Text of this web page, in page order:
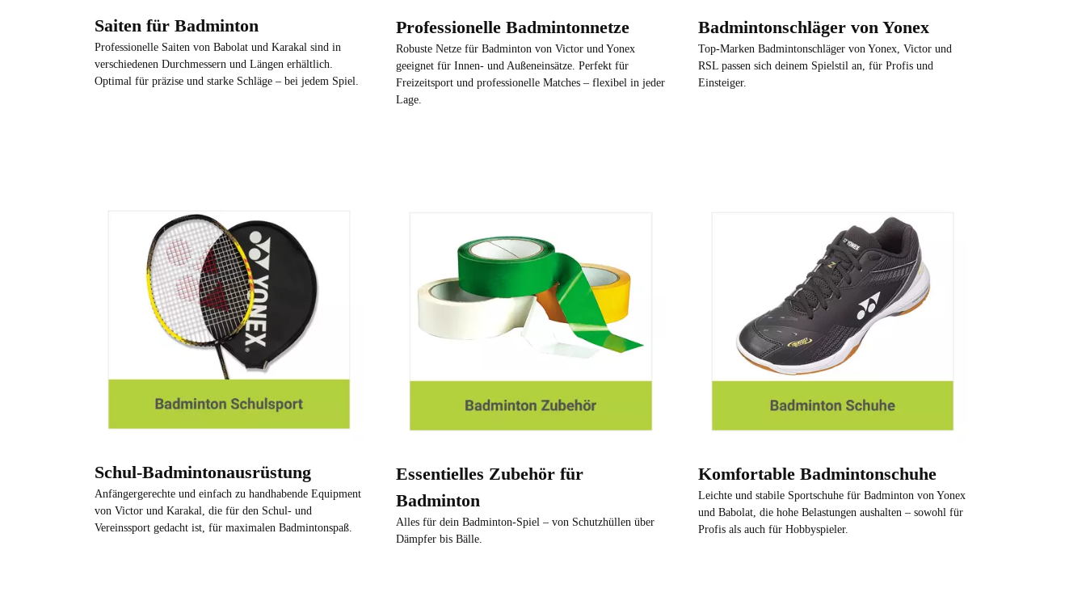
Saiten für Badminton
Professionelle Saiten von Babolat und Karakal sind in
verschiedenen Durchmessern und Längen erhältlich.
Optimal für präzise und starke Schläge – bei jedem Spiel.
Professionelle Badmintonnetze
Robuste Netze für Badminton von Victor und Yonex
geeignet für Innen- und Außeneinsätze. Perfekt für
Freizeitsport und professionelle Matches – flexibel in jeder
Lage.
Badmintonschläger von Yonex
Top-Marken Badmintonschläger von Yonex, Victor und
RSL passen sich deinem Spielstil an, für Profis und
Einsteiger.
Schul-Badmintonausrüstung
Anfängergerechte und einfach zu handhabende Equipment
von Victor und Karakal, die für den Schul- und
Vereinssport gedacht ist, für maximalen Badmintonspaß.
Essentielles Zubehör für
Badminton
Alles für dein Badminton-Spiel – von Schutzhüllen über
Dämpfer bis Bälle.
Komfortable Badmintonschuhe
Leichte und stabile Sportschuhe für Badminton von Yonex
und Babolat, die hohe Belastungen aushalten – sowohl für
Profis als auch für Hobbyspieler.